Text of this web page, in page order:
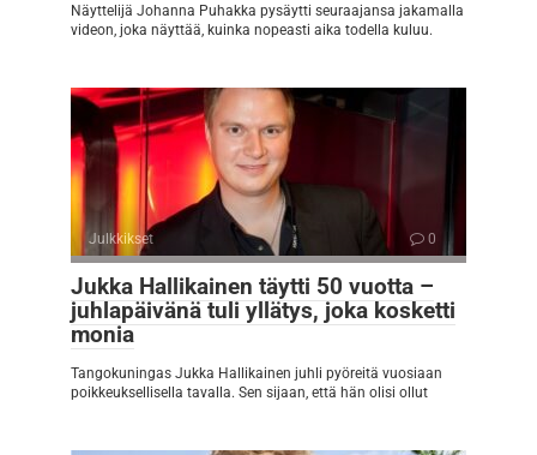
Näyttelijä Johanna Puhakka pysäytti seuraajansa jakamalla
videon, joka näyttää, kuinka nopeasti aika todella kuluu.
Julkkikset 0
Jukka Hallikainen täytti 50 vuotta –
juhlapäivänä tuli yllätys, joka kosketti
monia
Tangokuningas Jukka Hallikainen juhli pyöreitä vuosiaan
poikkeuksellisella tavalla. Sen sijaan, että hän olisi ollut